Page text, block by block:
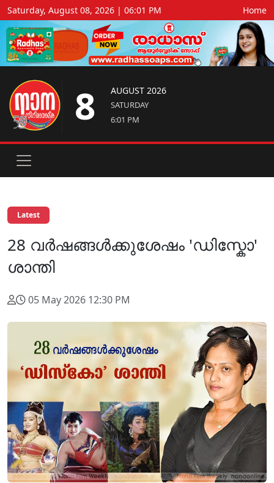
Saturday, August 08, 2026 | 06:01 PM Home
8 AUGUST 2026
SATURDAY
6:01 PM
Latest
28 വര്‍ഷങ്ങള്‍ക്കുശേഷം 'ഡിസ്കോ'
ശാന്തി
05 May 2026 12:30 PM